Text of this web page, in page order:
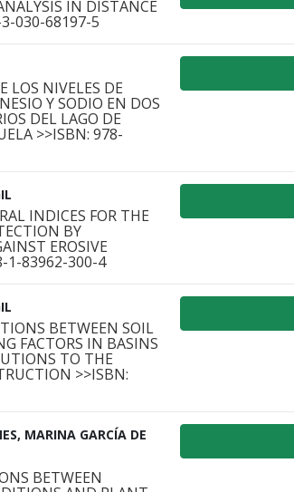
IN DISTANCE
030-68197-5
LOS NIVELES DE
Y SODIO EN DOS
DEL LAGO DE
>>ISBN: 978-
INDICES FOR THE
BY
EROSIVE
1-83962-300-4
BETWEEN SOIL
FACTORS IN BASINS
TO THE
>>ISBN:
MARINA GARCÍA DE
BETWEEN